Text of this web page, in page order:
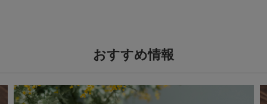
おすすめ情報